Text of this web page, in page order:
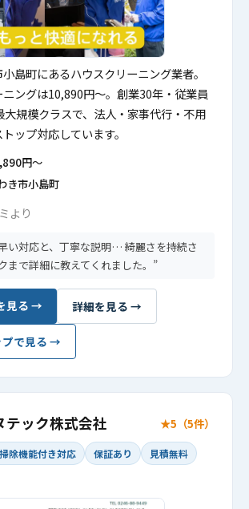
島町にあるハウスクリーニング業者。
ングは10,890円〜。創業30年・従業員
規模クラスで、法人・家事代行・不用
ップ対応しています。
円〜
き市小島町
より
い対応と、丁寧な説明… 綺麗さを持続さ
まで詳細に教えてくれました。
見る → 詳細を見る →
で見る →
テック株式会社 ★5（5件）
除機能付き対応 保証あり
見積無料